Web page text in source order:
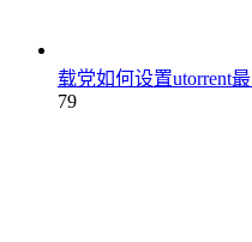
载党如何设置utorrent
79